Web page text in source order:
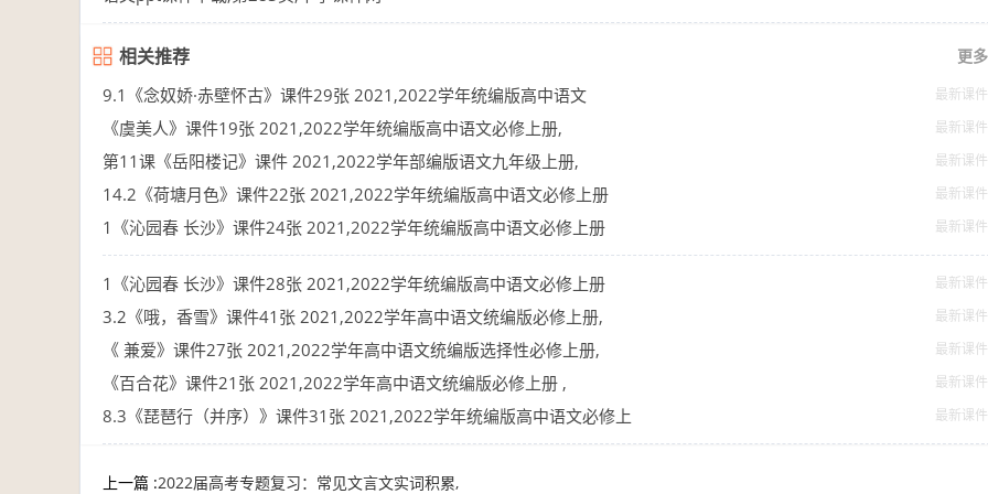
10-27
相关推荐 更
9.1《念奴娇·赤壁怀古》课件29张 2021,2022学年统编版高中语文
10-12
最新课件
《虞美人》课件19张 2021,2022学年统编版高中语文必修上册,
10-12
最新课件
第11课《岳阳楼记》课件 2021,2022学年部编版语文九年级上册,
10-12
最新课件
14.2《荷塘月色》课件22张 2021,2022学年统编版高中语文必修上册
10-12
最新课件
1《沁园春 长沙》课件24张 2021,2022学年统编版高中语文必修上册
10-12
最新课件
1《沁园春 长沙》课件28张 2021,2022学年统编版高中语文必修上册
10-12
最新课件
3.2《哦，香雪》课件41张 2021,2022学年高中语文统编版必修上册,
10-12
最新课件
《 兼爱》课件27张 2021,2022学年高中语文统编版选择性必修上册,
10-12
最新课件
《百合花》课件21张 2021,2022学年高中语文统编版必修上册 ,
10-12
最新课件
8.3《琵琶行（并序）》课件31张 2021,2022学年统编版高中语文必修上 最新课件
上一篇 :2022届高考专题复习：常见文言文实词积累,